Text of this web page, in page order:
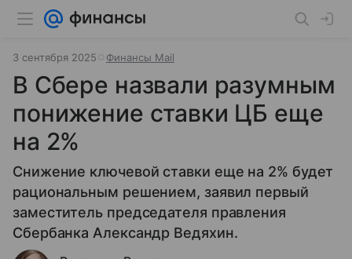
3 сентября 2025 Финансы Mail
В Сбере назвали разумным
понижение ставки ЦБ еще
на 2%
Снижение ключевой ставки еще на 2% будет
рациональным решением, заявил первый
заместитель председателя правления
Сбербанка Александр Ведяхин.